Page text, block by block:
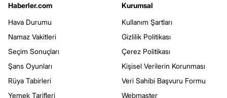
Haberler.com
Hava Durumu
Namaz Vakitleri
Seçim Sonuçları
Şans Oyunları
Rüya Tabirleri
Yemek Tarifleri
Kurumsal
Kullanım Şartları
Gizlilik Politikası
Çerez Politikası
Kişisel Verilerin Korunması
Veri Sahibi Başvuru Formu
Webmaster